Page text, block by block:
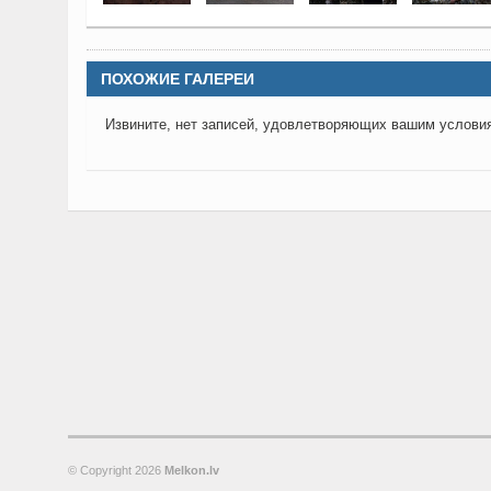
ПОХОЖИЕ ГАЛЕРЕИ
Извините, нет записей, удовлетворяющих вашим
© Copyright 2026 Melkon.lv